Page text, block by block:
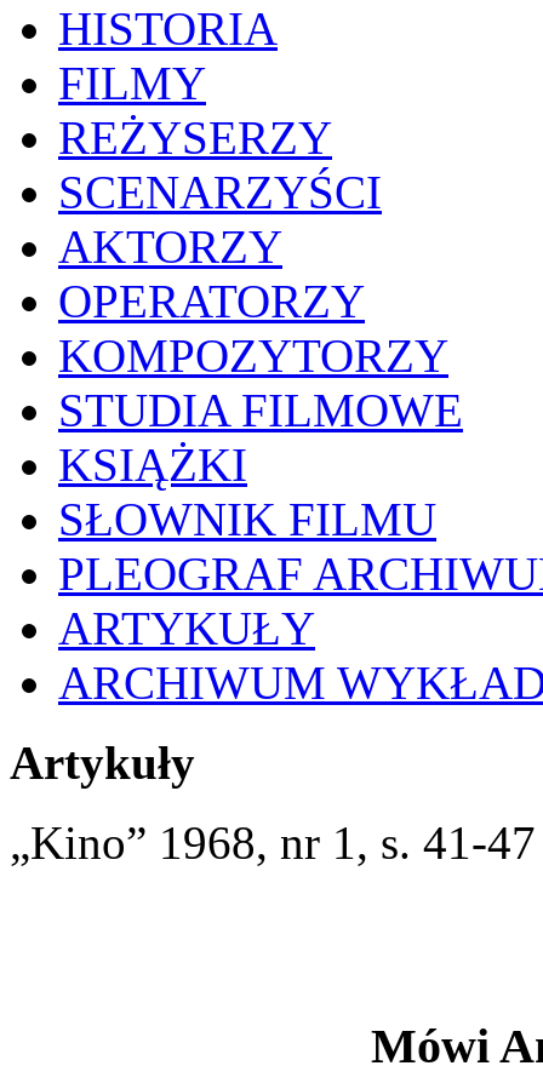
HISTORIA
FILMY
REŻYSERZY
SCENARZYŚCI
AKTORZY
OPERATORZY
KOMPOZYTORZY
STUDIA FILMOWE
KSIĄŻKI
SŁOWNIK FILMU
PLEOGRAF
ARTYKUŁY
ARCHIWUM
Artykuły
„Kino” 1968, nr 1, s. 41-47
Mówi